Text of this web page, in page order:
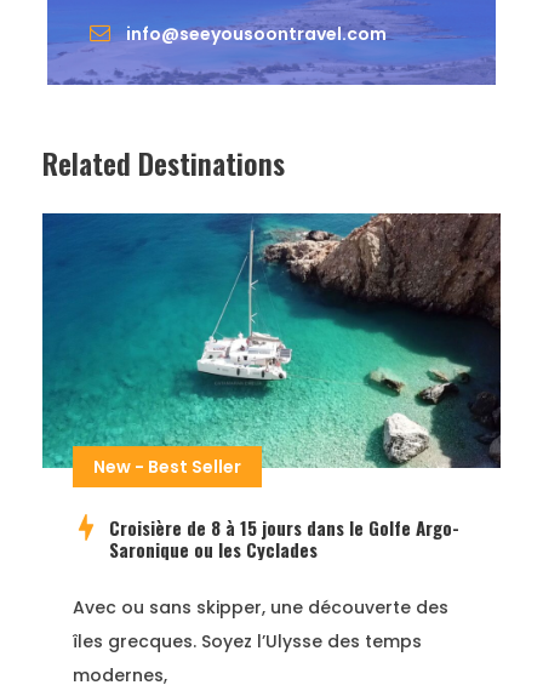
info@seeyousoontravel.com
Related Destinations
New - Best Seller
Croisière de 8 à 15 jours dans le Golfe Argo-
Saronique ou les Cyclades
Avec ou sans skipper, une découverte des
îles grecques. Soyez l’Ulysse des temps
modernes,